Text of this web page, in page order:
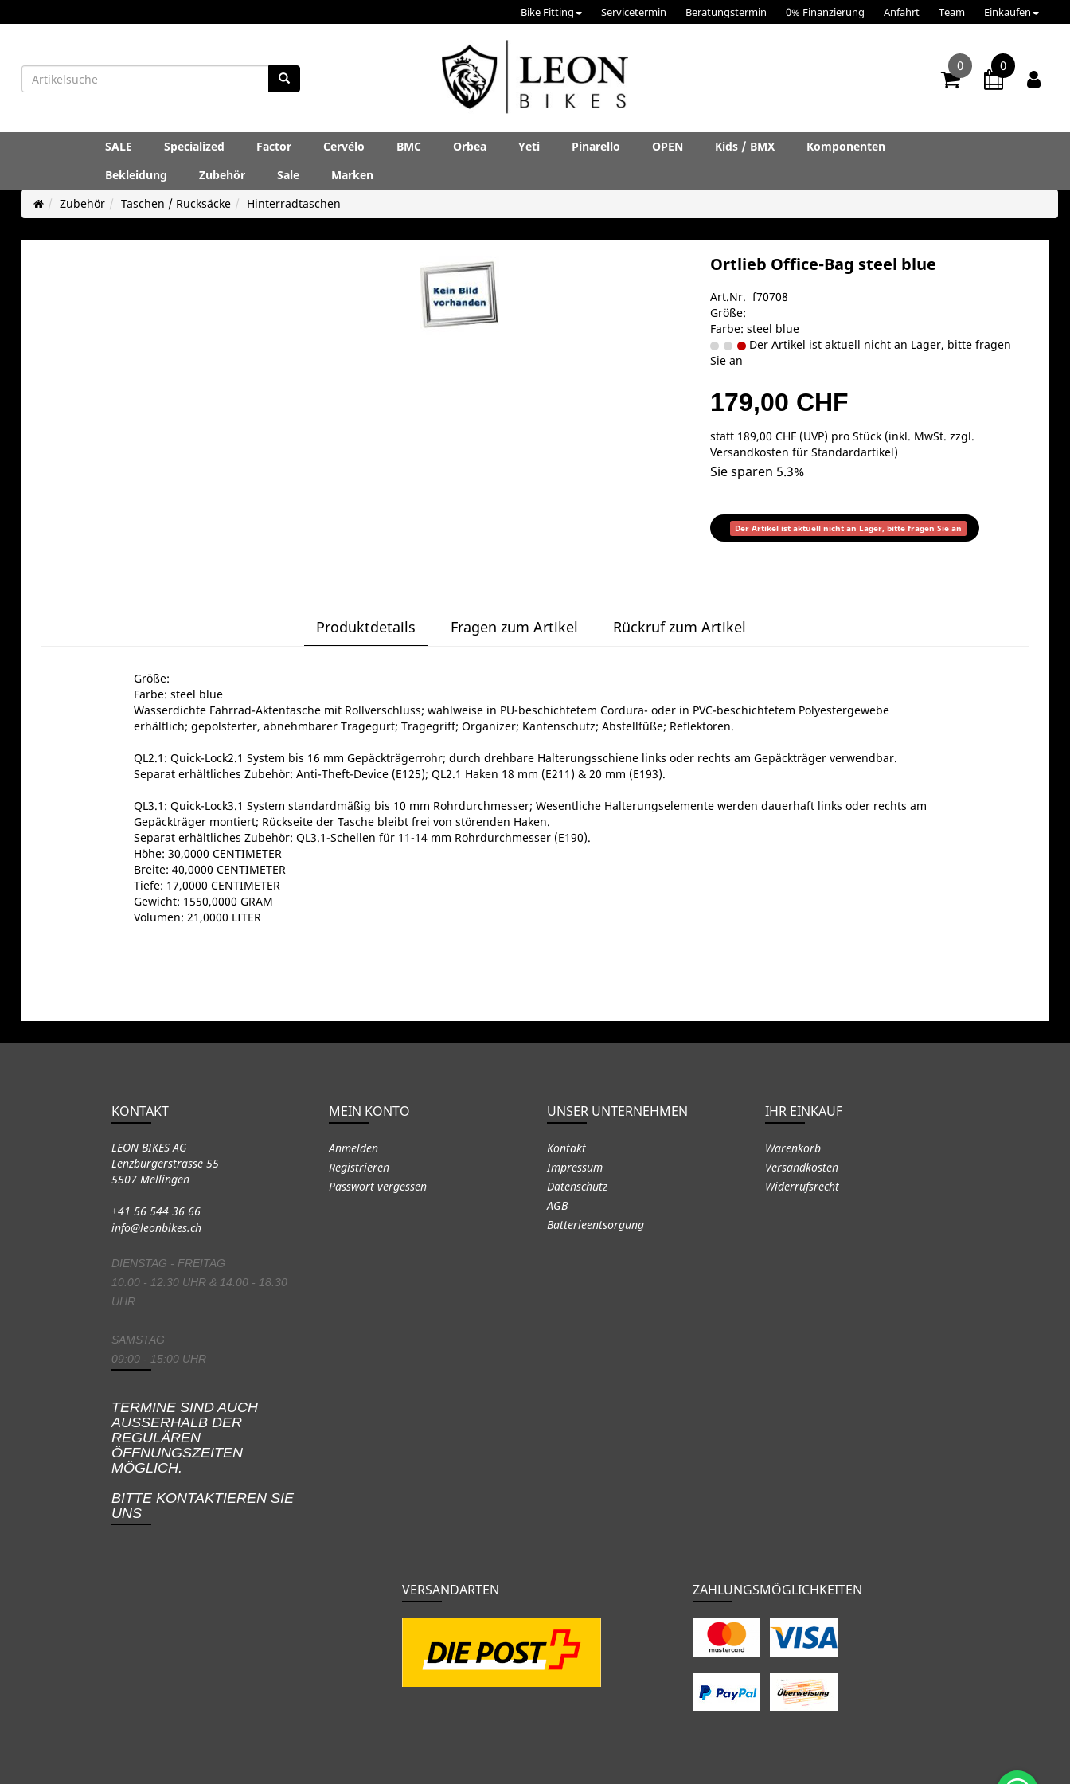
Bike Fitting Servicetermin Beratungstermin 0% Finanzierung Anfahrt Team Einkaufen
0 0
SALE Specialized Factor Cervélo BMC Orbea Yeti Pinarello OPEN Kids / BMX
Komponenten
Bekleidung
Zubehör Sale
Marken
Zubehör
Taschen / Rucksäcke Hinterradtaschen
Ortlieb Office-Bag steel blue
Art.Nr. f70708
Größe:
Farbe: steel blue
Der Artikel ist aktuell nicht an Lager, bitte fragen
Sie an
179,00 CHF
statt 189,00 CHF (UVP) pro Stück (inkl. MwSt. zzgl.
Versandkosten für Standardartikel)
Sie sparen 5.3%
Der Artikel ist aktuell nicht an Lager, bitte fragen Sie an
Produktdetails Fragen zum Artikel Rückruf zum Artikel
Größe:
Farbe: steel blue
Wasserdichte Fahrrad-Aktentasche mit Rollverschluss; wahlweise in PU-beschichtetem Cordura- oder in PVC-beschichtetem Polyestergewebe
erhältlich; gepolsterter, abnehmbarer Tragegurt; Tragegriff; Organizer; Kantenschutz; Abstellfüße; Reflektoren.
QL2.1: Quick-Lock2.1 System bis 16 mm Gepäckträgerrohr; durch drehbare Halterungsschiene links oder rechts am Gepäckträger verwendbar.
Separat erhältliches Zubehör: Anti-Theft-Device (E125); QL2.1 Haken 18 mm (E211) & 20 mm (E193).
QL3.1: Quick-Lock3.1 System standardmäßig bis 10 mm Rohrdurchmesser; Wesentliche Halterungselemente werden dauerhaft links oder rechts am
Gepäckträger montiert; Rückseite der Tasche bleibt frei von störenden Haken.
Separat erhältliches Zubehör: QL3.1-Schellen für 11-14 mm Rohrdurchmesser (E190).
Höhe: 30,0000 CENTIMETER
Breite: 40,0000 CENTIMETER
Tiefe: 17,0000 CENTIMETER
Gewicht: 1550,0000 GRAM
Volumen: 21,0000 LITER
KONTAKT
LEON BIKES AG
Lenzburgerstrasse 55
5507 Mellingen
+41 56 544 36 66
info@leonbikes.ch
DIENSTAG - FREITAG
10:00 - 12:30 UHR & 14:00 - 18:30
UHR
SAMSTAG
09:00 - 15:00 UHR
TERMINE SIND AUCH
AUSSERHALB DER
REGULÄREN
ÖFFNUNGSZEITEN
MÖGLICH.
BITTE KONTAKTIEREN SIE
UNS
MEIN KONTO
Anmelden
Registrieren
Passwort vergessen
UNSER UNTERNEHMEN
Kontakt
Impressum
Datenschutz
AGB
Batterieentsorgung
IHR EINKAUF
Warenkorb
Versandkosten
Widerrufsrecht
VERSANDARTEN ZAHLUNGSMÖGLICHKEITEN